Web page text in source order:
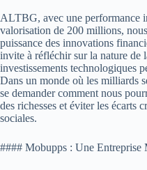
ALTBG, avec une performance
valorisation de 200 millions,
puissance des innovations
invite à réfléchir sur la nature de
investissements technologiques
Dans un monde où les milliards
se demander comment nous
des richesses et éviter les écarts
sociales.
#### Mobupps : Une Entreprise